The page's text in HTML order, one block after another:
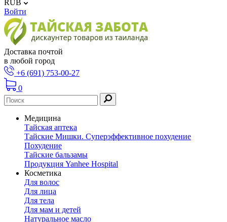
RUB
Войти
Доставка почтой
в любой город
+6 (691) 753-00-27
0
Медицина
Тайская аптека
Тайские Мишки. Суперэффективное похудение
Похудение
Тайские бальзамы
Продукция Yanhee Hospital
Косметика
Для волос
Для лица
Для тела
Для мам и детей
Натуральное масло